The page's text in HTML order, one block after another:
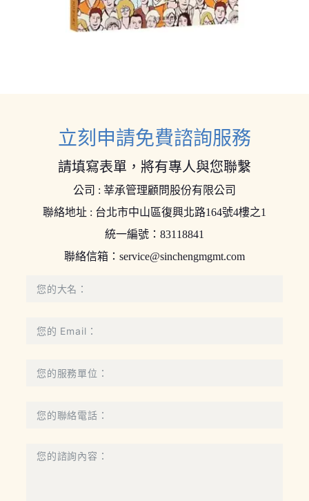
立刻申請免費諮詢服務
請填寫表單，將有專人與您聯繫
公司 : 莘承管理顧問股份有限公司
聯絡地址 : 台北市中山區復興北路164號4樓之1
統一編號：83118841
聯絡信箱： service@sinchengmgmt.com